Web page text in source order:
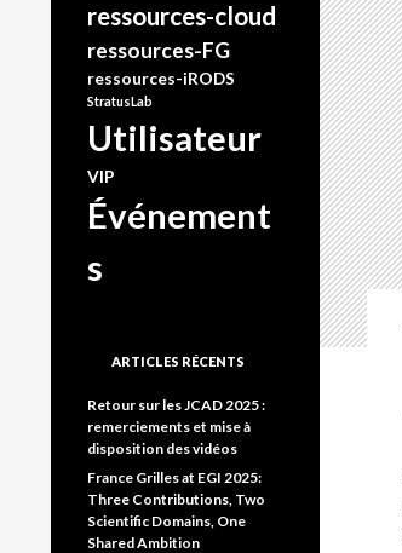
ressources-cloud
ressources-FG
ressources-iRODS
StratusLab
Utilisateur
VIP
Événement
s
ARTICLES RÉCENTS
Retour sur les JCAD 2025 :
remerciements et mise à
disposition des vidéos
France Grilles at EGI 2025:
Three Contributions, Two
Scientific Domains, One
Shared Ambition